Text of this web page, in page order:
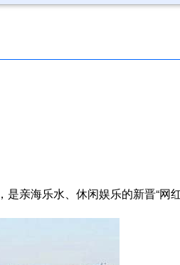
海乐水、休闲娱乐的新晋“网红